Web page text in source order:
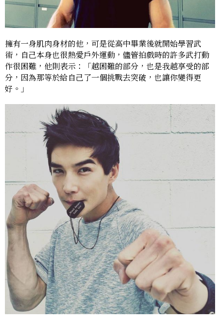
擁有一身肌肉身材的他，可是從高中畢業後就開始學習武
術，自己本身也很熱愛戶外運動，儘管拍戲時的許多武打動
作很困難，他則表示：「越困難的部分，也是我越享受的部
分，因為那等於給自己了一個挑戰去突破，也讓你變得更
好。」